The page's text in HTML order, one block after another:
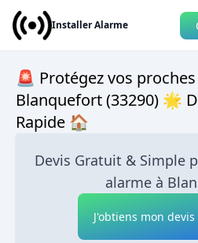
Installer Alarme
🚨 Protégez vos
Blanquefort (33290) 🌟
Rapide 🏠
Devis Gratuit & Simple
alarme à
J'obtiens mon